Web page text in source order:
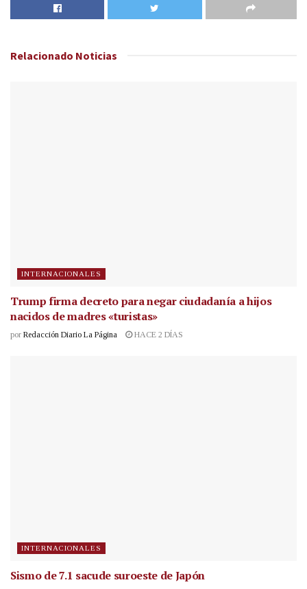
Relacionado Noticias
INTERNACIONALES
Trump firma decreto para negar ciudadanía a hijos
nacidos de madres «turistas»
por Redacción Diario La Página HACE 2 DÍAS
INTERNACIONALES
Sismo de 7.1 sacude suroeste de Japón